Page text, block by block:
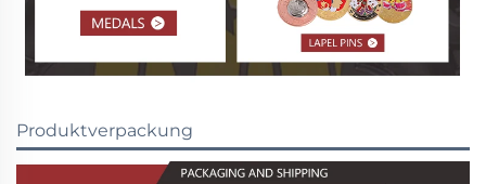
Produktverpackung